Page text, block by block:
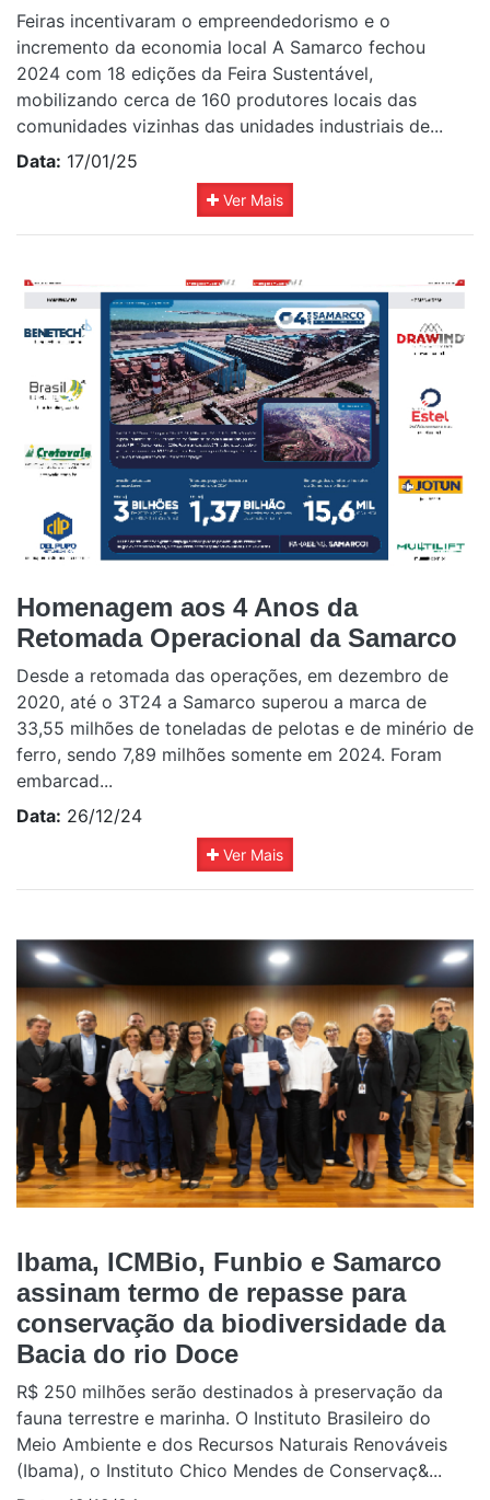
Feiras incentivaram o empreendedorismo e o
incremento da economia local A Samarco fechou
2024 com 18 edições da Feira Sustentável,
mobilizando cerca de 160 produtores locais das
comunidades vizinhas das unidades industriais de...
Data: 17/01/25
Ver Mais
Homenagem aos 4 Anos da
Retomada Operacional da Samarco
Desde a retomada das operações, em dezembro de
2020, até o 3T24 a Samarco superou a marca de
33,55 milhões de toneladas de pelotas e de minério de
ferro, sendo 7,89 milhões somente em 2024. Foram
embarcad...
Data: 26/12/24
Ver Mais
Ibama, ICMBio, Funbio e Samarco
assinam termo de repasse para
conservação da biodiversidade da
Bacia do rio Doce
R$ 250 milhões serão destinados à preservação da
fauna terrestre e marinha. O Instituto Brasileiro do
Meio Ambiente e dos Recursos Naturais Renováveis
(Ibama), o Instituto Chico Mendes de Conservaç&...